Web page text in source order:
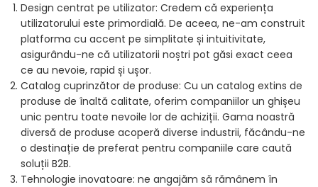
Design centrat pe utilizator: Credem că experiența
utilizatorului este primordială. De aceea, ne-am construit
platforma cu accent pe simplitate și intuitivitate,
asigurându-ne că utilizatorii noștri pot găsi exact ceea
ce au nevoie, rapid și ușor.
Catalog cuprinzător de produse: Cu un catalog extins de
produse de înaltă calitate, oferim companiilor un ghișeu
unic pentru toate nevoile lor de achiziții. Gama noastră
diversă de produse acoperă diverse industrii, făcându-ne
o destinație de preferat pentru companiile care caută
soluții B2B.
Tehnologie inovatoare: ne angajăm să rămânem în